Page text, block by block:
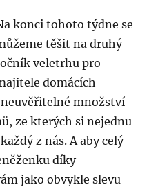
konci tohoto týdne se
těšit na druhý
veletrhu pro
domácích
množství
ze kterých si nejednu
z nás. A aby celý
díky
jako obvykle slevu